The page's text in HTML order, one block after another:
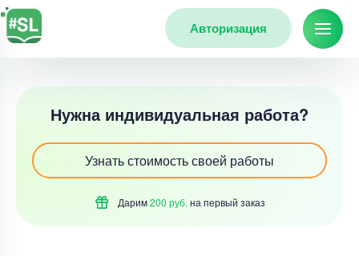
Авторизация
Нужна индивидуальная работа?
Узнать стоимость своей работы
Дарим200 руб. на первый заказ